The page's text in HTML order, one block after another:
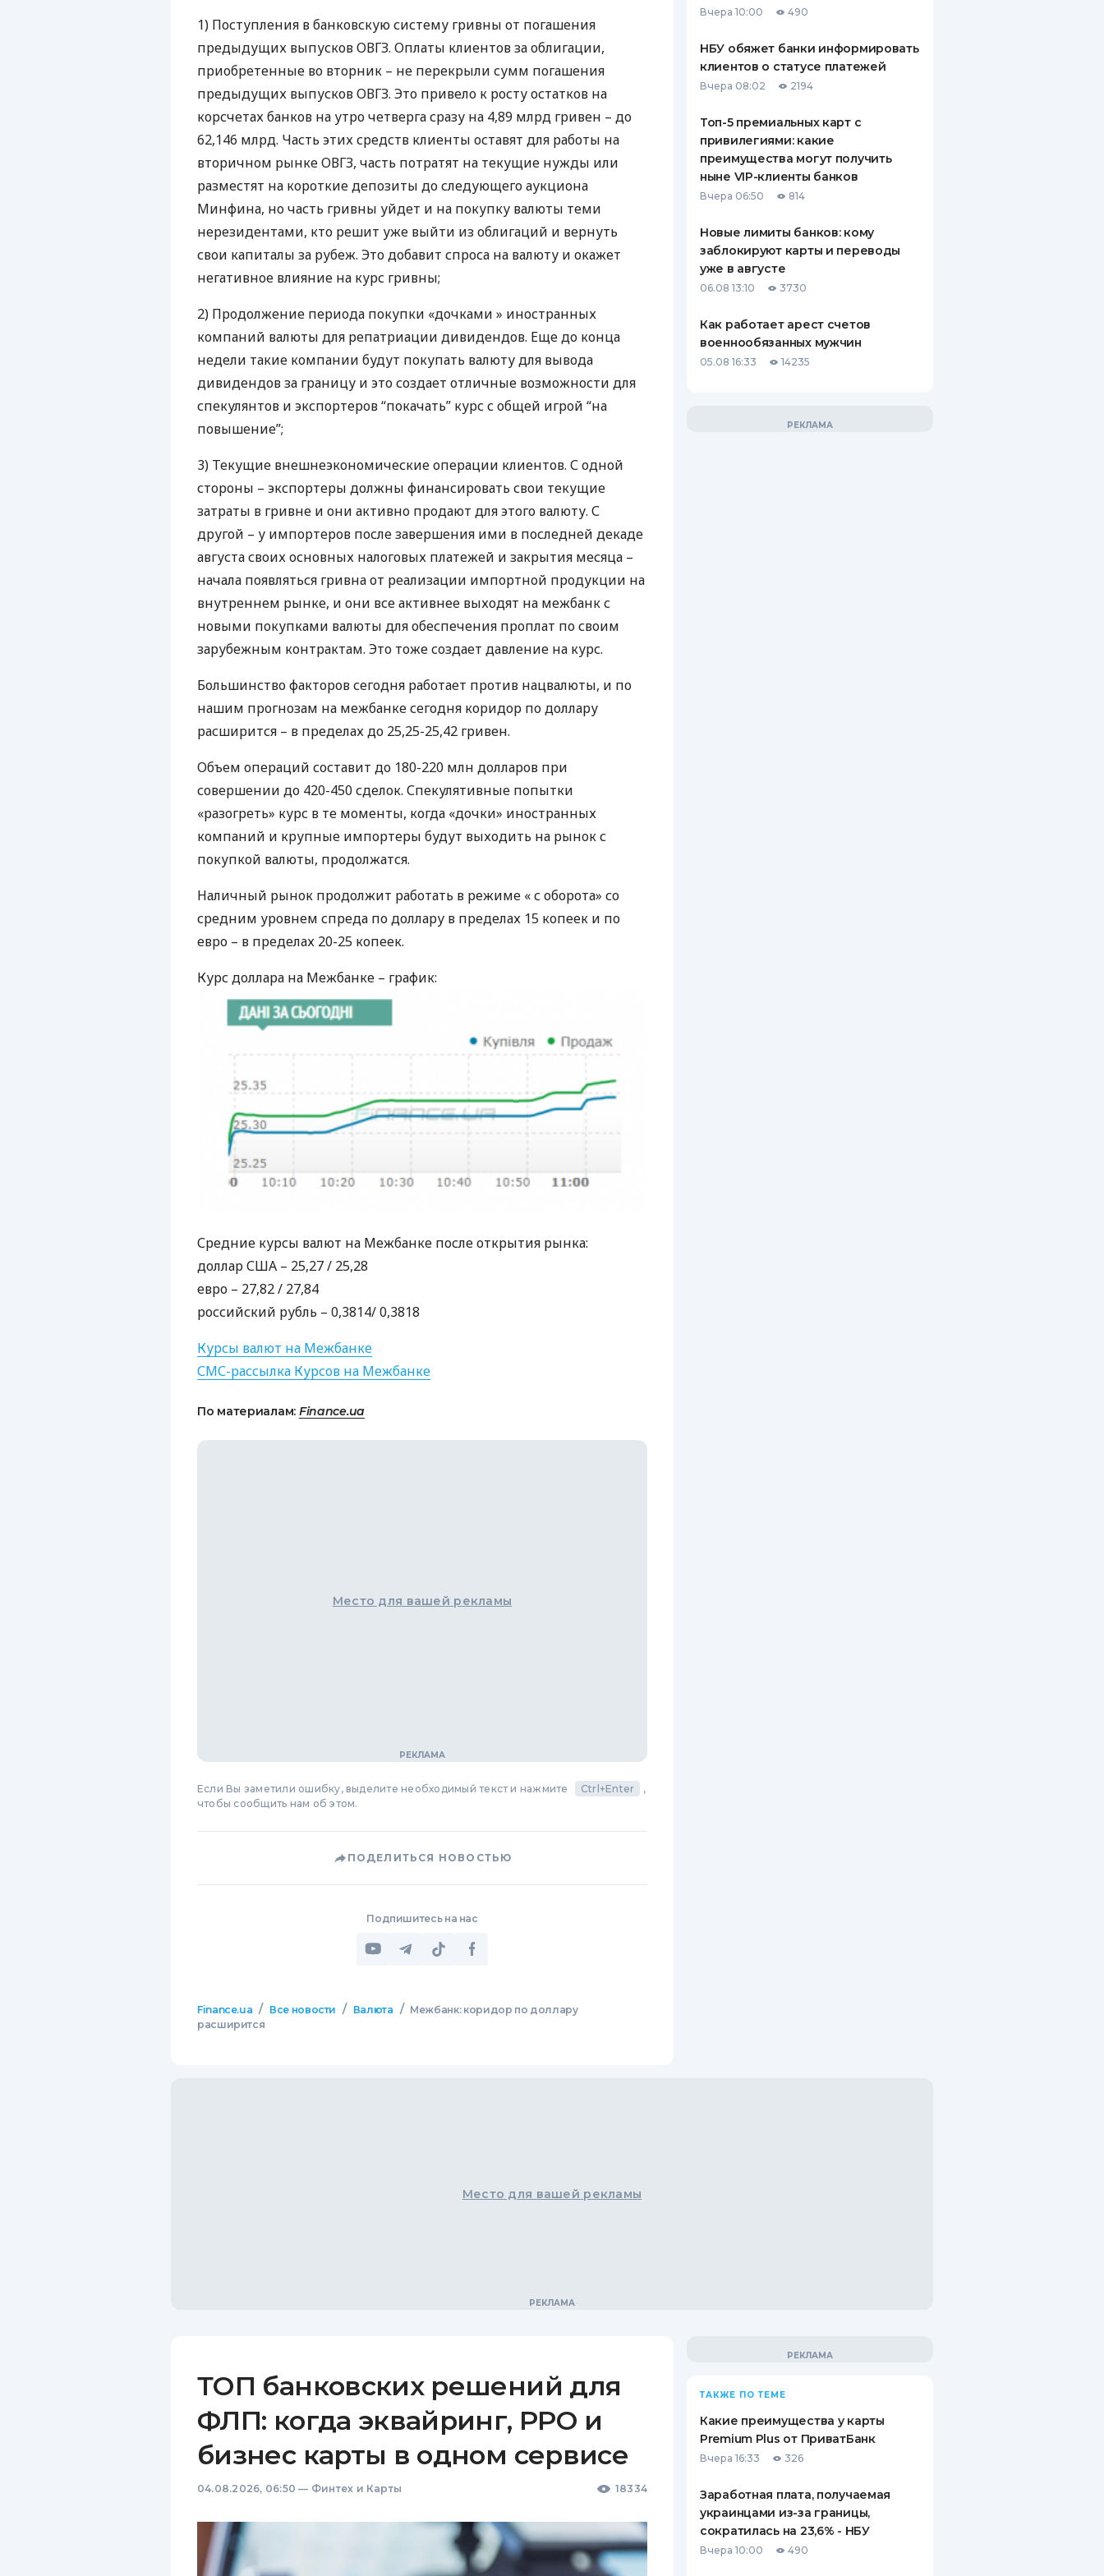
ЕЖЕМЕСЯЧНЫЙ ОБЗОР
ПУТЕВОДИТЕЛИ ПО
БАНКОВСКИМ КАРТАМ
СТРАХОВАНИЮ
ВСЕ СТРАХОВЫЕ ПОЛИСЫ
ОТЗЫВЫ О СТРАХОВЫХ
КОМПАНИЯХ
1) Поступления в банковскую систему гривны от погашения
предыдущих выпусковОВГЗ. Оплаты клиентов за облигации,
приобретенные во вторник – не перекрыли сумм погашения
предыдущих выпусковОВГЗ. Это привело к росту остатков на
корсчетах банков на утро четверга сразу на 4,89 млрд гривен – до
62,146 млрд. Часть этих средств клиенты оставят для работы на
вторичном рынкеОВГЗ, часть потратят на текущие нужды или
разместят на короткие депозиты до следующего аукциона
Минфина, но часть гривны уйдет и на покупку валюты теми
нерезидентами, кто решит уже выйти из облигаций и вернуть
свои капиталы за рубеж. Это добавит спроса на валюту и окажет
негативное влияние на курс гривны;
2) Продолжение периода покупки «дочками » иностранных
компаний валюты для репатриации дивидендов. Еще до конца
недели такие компании будут покупать валюту для вывода
дивидендов за границу и это создает отличные возможности для
спекулянтов и экспортеров “покачать” курс с общей игрой “на
повышение”;
3) Текущие внешнеэкономические операции клиентов. С одной
стороны – экспортеры должны финансировать свои текущие
затраты в гривне и они активно продают для этого валюту. С
другой – у импортеров после завершения ими в последней декаде
августа своих основных налоговых платежей и закрытия месяца –
начала появляться гривна от реализации импортной продукции на
внутреннем рынке, и они все активнее выходят на межбанк с
новыми покупками валюты для обеспечения проплат по своим
зарубежным контрактам. Это тоже создает давление на курс.
Большинство факторов сегодня работает против нацвалюты, и по
нашим прогнозам на межбанке сегодня коридор по доллару
расширится – в пределах до 25,25-25,42 гривен.
Объем операций составит до 180-220 млн долларов при
совершении до 420-450 сделок. Спекулятивные попытки
«разогреть» курс в те моменты, когда «дочки» иностранных
компаний и крупные импортеры будут выходить на рынок с
покупкой валюты, продолжатся.
Наличный рынок продолжит работать в режиме « с оборота» со
средним уровнем спреда по доллару в пределах 15 копеек и по
евро – в пределах 20-25 копеек.
Курс доллара на Межбанке – график:
Средние курсы валют на Межбанке после открытия рынка:
долларСША – 25,27 / 25,28
евро – 27,82 / 27,84
российский рубль – 0,3814/ 0,3818
Курсы валют на Межбанке
СМС-рассылка Курсов на Межбанке
По материалам: Finance.ua
Место для вашей рекламы
Если Вы заметили ошибку, выделите необходимый текст и нажмите Ctrl+Enter
,
чтобы сообщить нам об этом.
ПОДЕЛИТЬСЯ НОВОСТЬЮ
Подпишитесь на нас
Finance.ua / Все новости / Валюта / Межбанк: коридор по доллару
расширится
Вчера 10:00 490
НБУ обяжет банки информировать
клиентов о статусе платежей
Вчера 08:02 2194
Топ-5 премиальных карт с
привилегиями: какие
преимущества могут получить
ныне VIP-клиенты банков
Вчера 06:50 814
Новые лимиты банков: кому
заблокируют карты и переводы
уже в августе
06.08 13:10 3730
Как работает арест счетов
военнообязанных мужчин
05.08 16:33 14235
Место для вашей рекламы
ТОП банковских решений для
ФЛП: когда эквайринг, РРО и
бизнес карты в одном сервисе
04.08.2026, 06:50 — Финтех и Карты 18334
ТАКЖЕ ПО ТЕМЕ
Какие преимущества у карты
Premium Plus от ПриватБанк
Вчера 16:33 326
Заработная плата, получаемая
украинцами из-за границы,
сократилась на 23,6% - НБУ
Вчера 10:00 490